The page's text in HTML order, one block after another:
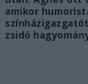
amikor
zsidó